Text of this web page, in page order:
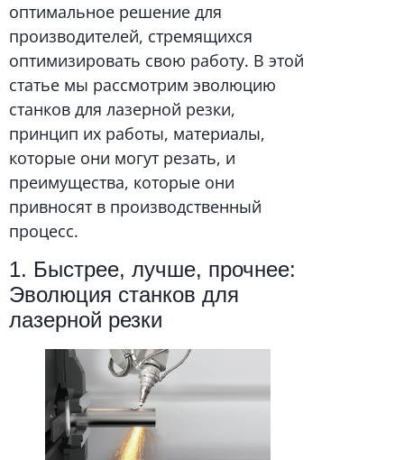
оптимальное решение для
производителей, стремящихся
оптимизировать свою работу. В этой
статье мы рассмотрим эволюцию
станков для лазерной резки,
принцип их работы, материалы,
которые они могут резать, и
преимущества, которые они
привносят в производственный
процесс.
1. Быстрее, лучше, прочнее:
Эволюция станков для
лазерной резки